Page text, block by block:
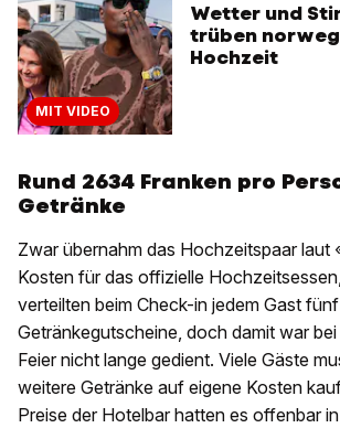
MIT VIDEO
Wetter und
trüben
Hochzeit
Rund 2634 Franken pro
Getränke
Zwar übernahm das Hochzeitspaar laut
Kosten für das offizielle
verteilten beim Check-in jedem Gast fünf
Getränkegutscheine, doch damit war
Feier nicht lange gedient. Viele Gäste
weitere Getränke auf eigene Kosten
Preise der Hotelbar hatten es offenbar